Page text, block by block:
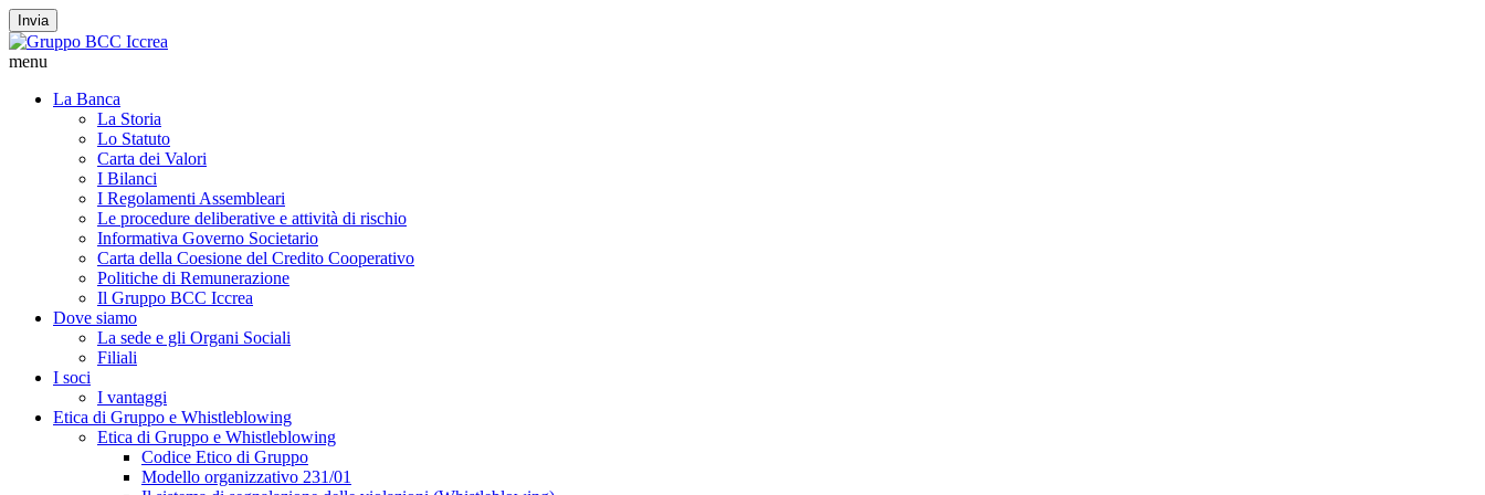
Invia
menu
La Banca
La Storia
Lo Statuto
Carta dei Valori
I Bilanci
I Regolamenti Assembleari
Le procedure deliberative e attività di rischio
Informativa Governo Societario
Carta della Coesione del Credito Cooperativo
Politiche di Remunerazione
Il Gruppo BCC Iccrea
Dove siamo
La sede e gli Organi Sociali
Filiali
I soci
I vantaggi
Etica di Gruppo e Whistleblowing
Etica di Gruppo e Whistleblowing
Codice Etico di Gruppo
Modello organizzativo 231/01